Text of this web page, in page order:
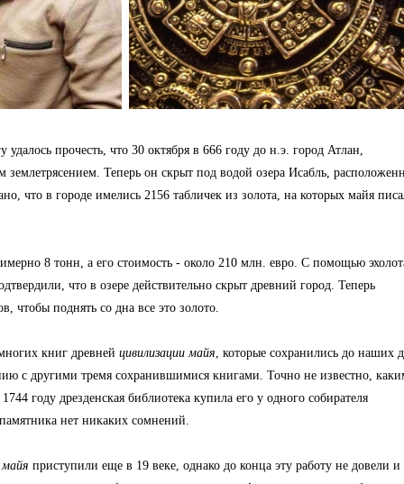
удалось прочесть, что 30 октября в 666 году до н.э. город Атлан,
Теперь он скрыт под водой озера Исабль,
что в городе имелись 2156 табличек из золота, на которых майя
8 тонн, а его стоимость - около 210 млн. евро. С помощью
что в озере действительно скрыт древний город. Теперь
чтобы поднять со дна все это золото.
книг древней цивилизации майя, которые сохранились до наших
с другими тремя сохранившимися книгами. Точно не известно,
году дрезденская библиотека купила его у одного собирателя
нет никаких сомнений.
приступили еще в 19 веке, однако до конца эту работу не довели и